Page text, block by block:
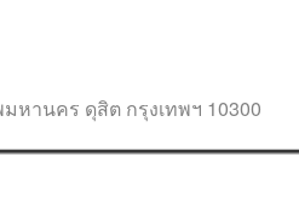
หานคร ดุสิต กรุงเทพฯ 10300